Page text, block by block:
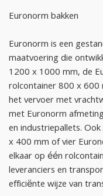
Euronorm bakken
Euronorm is een
maatvoering die
1200 x 1000 mm, de
rolcontainer 800 x 600
het vervoer met
met Euronorm
en industriepallets.
x 400 mm of vier
elkaar op één
leveranciers en
efficiënte wijze van